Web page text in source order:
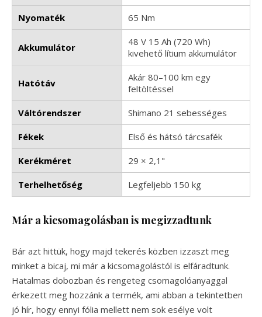
Nyomaték 65 Nm
Akkumulátor
48 V 15 Ah (720 Wh)
kivehető lítium akkumulátor
Hatótáv
Akár 80–100 km egy
feltöltéssel
Váltórendszer Shimano 21 sebességes
Fékek Első és hátsó tárcsafék
Kerékméret 29 × 2,1"
Terhelhetőség Legfeljebb 150 kg
Már a kicsomagolásban is megizzadtunk
Bár azt hittük, hogy majd tekerés közben izzaszt meg
minket a bicaj, mi már a kicsomagolástól is elfáradtunk.
Hatalmas dobozban és rengeteg csomagolóanyaggal
érkezett meg hozzánk a termék, ami abban a tekintetben
jó hír, hogy ennyi fólia mellett nem sok esélye volt